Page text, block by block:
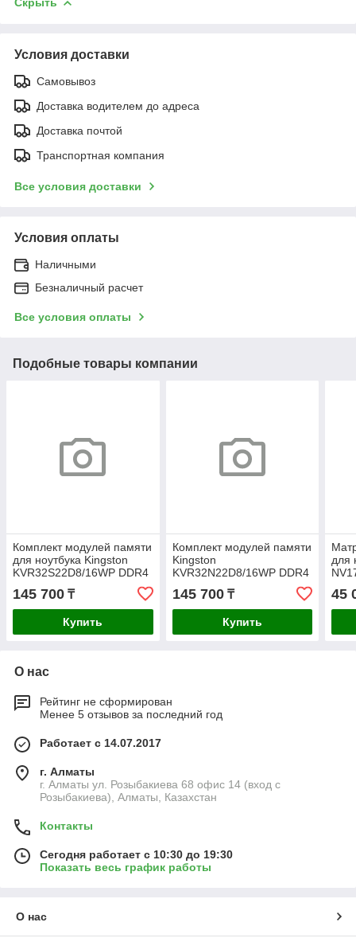
Условия доставки
Самовывоз
Доставка водителем до адреса
Доставка почтой
Транспортная компания
Все условия доставки
Условия оплаты
Наличными
Безналичный расчет
Все условия оплаты
Подобные товары компании
Комплект модулей памяти
для ноутбука Kingston
KVR32S22D8/16WP DDR4
16GB (Kit 2x8GB)
3200MHz
145 700 ₸
Купить
Комплект модулей памяти
Kingston
KVR32N22D8/16WP DDR4
16GB (Kit 2x8GB)
3200MHz
145 700₸
Купить
для
45
О нас
Рейтинг не сформирован
Менее 5 отзывов за последний год
Работает с 14.07.2017
г. Алматы
г. Алматы ул. Розыбакиева 68 офис 14 (вход с
Розыбакиева), Алматы, Казахстан
Контакты
Сегодня работает с 10:30 до 19:30
Показать весь график работы
О нас